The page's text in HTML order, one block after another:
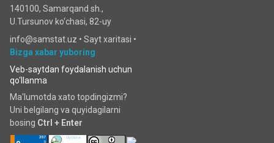
140100, Samarqand sh.,
U.Tursunov ko‘chаsi, 82-uy
info@samstat.uz • Sayt xaritasi •
Bizga xabar yuboring
Veb-saytdan foydalanish uchun
qo‘llanma
Ma'lumotda xato topdingizmi?
Uni belgilang va quyidagilarni
bosing Ctrl + Enter